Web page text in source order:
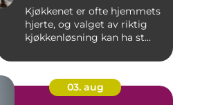
Kjøkkenet er ofte hjemmets
hjerte, og valget av riktig
kjøkkenløsning kan ha st...
03. aug